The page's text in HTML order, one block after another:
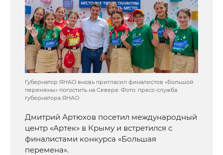
Губернатор ЯНАО вновь пригласил финалистов «Большой
перемены» погостить на Севере. Фото: пресс-служба
губернатора ЯНАО
Дмитрий Артюхов посетил международный
центр «Артек» в Крыму и встретился с
финалистами конкурса «Большая
перемена».